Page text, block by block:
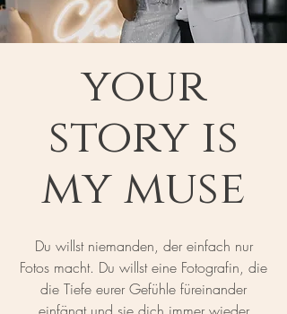
your
story is
my muse
Du willst niemanden, der einfach nur
Fotos macht. Du willst eine Fotografin, die
die Tiefe eurer Gefühle füreinander